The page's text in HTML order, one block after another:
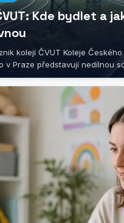
Kde bydlet a
kolejí ČVUT Koleje
v Praze představují nedílnou
života této...